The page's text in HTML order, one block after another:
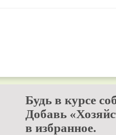
Будь в курсе
Добавь
в избранное.